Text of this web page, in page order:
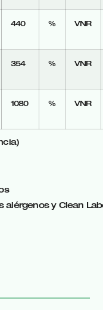
440 % VNR
354 % VNR
1080 % VNR
alérgenos y Clean